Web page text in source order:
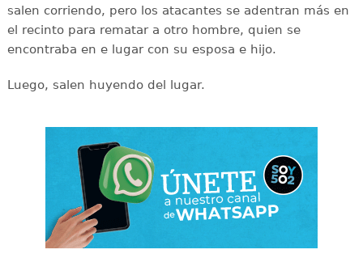
salen corriendo, pero los atacantes se adentran más en
el recinto para rematar a otro hombre, quien se
encontraba en e lugar con su esposa e hijo.
Luego, salen huyendo del lugar.